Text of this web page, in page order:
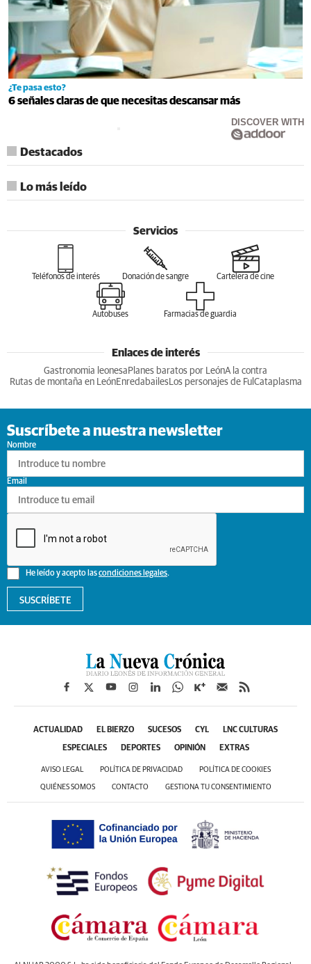
¿Te pasa esto?
6 señales claras de que necesitas descansar más
DISCOVER WITH
Destacados
Lo más leído
Servicios
Teléfonos de interés Donación de sangre Cartelera de cine
Autobuses Farmacias de guardia
Enlaces de interés
Gastronomia leonesa Planes baratos por LeónA la contra
Rutas de montaña en LeónEnredabailesLos personajes de Ful Cataplasma
Suscríbete a nuestra newsletter
Nombre
He leído y acepto lascondiciones legales.
Email
SUSCRÍBETE
ACTUALIDAD EL BIERZO SUCESOS CYL LNC CULTURAS
ESPECIALES DEPORTES OPINIÓN EXTRAS
AVISO LEGAL POLÍTICA DE PRIVACIDAD POLÍTICA DE COOKIES
QUIÉNES SOMOS CONTACTO GESTIONA TU CONSENTIMIENTO